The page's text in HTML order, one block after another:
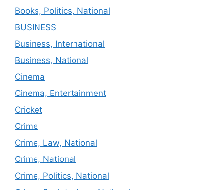
Books, Politics, National
BUSINESS
Business, International
Business, National
Cinema
Cinema, Entertainment
Cricket
Crime
Crime, Law, National
Crime, National
Crime, Politics, National